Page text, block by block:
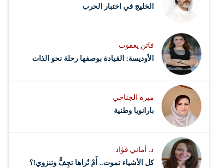
‏الخليج في اختبار الحرب
فاتن يعقوب
الأوديسة: القيادة بوصفها رحلة نحو الذات
ميرة الجناحي
بارانويا وطنية
د. أماني فؤاد
كل الأشياء تموت.. أَمْ تُراها تجِفُّ وتنزوي!؟